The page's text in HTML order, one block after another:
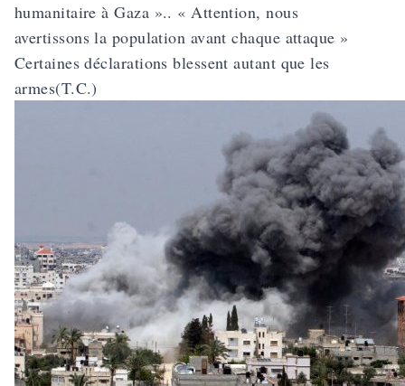
humanitaire à Gaza ».. « Attention, nous
avertissons la population avant chaque attaque »
Certaines déclarations blessent autant que les
armes(T.C.)